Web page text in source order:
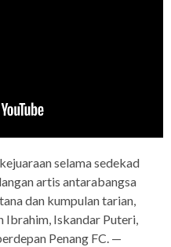
selama sedekad
artis antarabangsa
dan kumpulan tarian,
Ibrahim, Iskandar Puteri,
Penang FC. —